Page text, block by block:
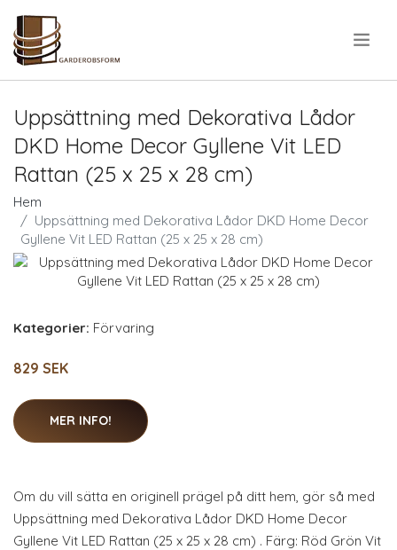
Uppsättning med Dekorativa Lådor
DKD Home Decor Gyllene Vit LED
Rattan (25 x 25 x 28 cm)
Hem
Uppsättning med Dekorativa Lådor DKD Home Decor
Gyllene Vit LED Rattan (25 x 25 x 28 cm)
Kategorier: Förvaring
829 SEK
MER INFO!
Om du vill sätta en originell prägel på ditt hem, gör så med
Uppsättning med Dekorativa Lådor DKD Home Decor
Gyllene Vit LED Rattan (25 x 25 x 28 cm) . Färg: Röd Grön Vit